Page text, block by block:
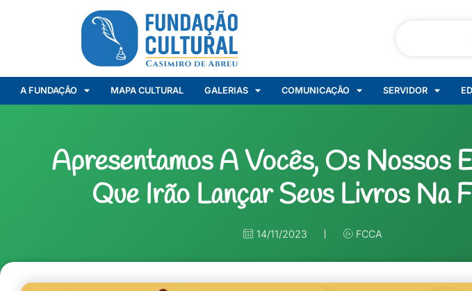
A FUNDAÇÃO MAPA CULTURAL GALERIAS COMUNICAÇÃO SERVIDOR
Apresentamos A Vocês, Os Nossos
Que Irão Lançar Seus Livros Na
14/11/2023 FCCA